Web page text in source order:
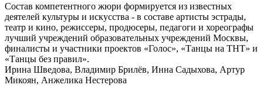
Состав компетентного жюри формируется из известных
деятелей культуры и искусства - в составе артисты эстрады,
театр и кино, режиссеры, продюсеры, педагоги и хореографы
лучший учреждений образовательных учреждений Москвы,
финалисты и участники проектов «Голос», «Танцы на ТНТ» и
«Танцы без правил».
Ирина Шведова, Владимир Брилёв, Инна Садыхова, Артур
Микоян, Анжелика Нестерова